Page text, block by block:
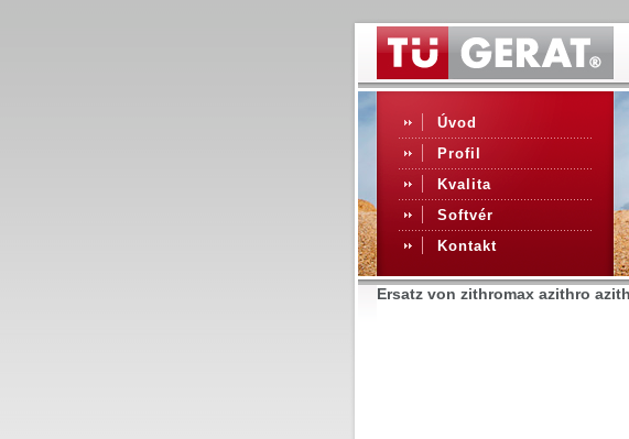
Úvod
Profil
Kvalita
Softvér
Kontakt
Ersatz von zithromax azithro